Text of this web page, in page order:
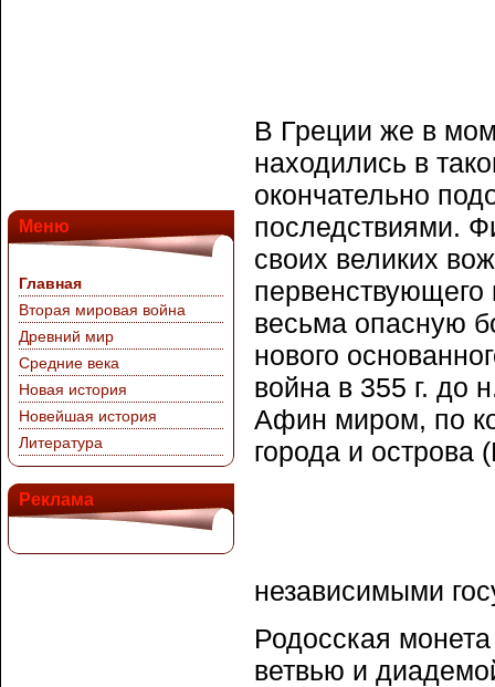
Меню
Главная
Вторая мировая война
Древний мир
Средние века
Новая история
Новейшая история
Литература
Реклама
В Греции же в
находились в
окончательно
последствиями.
своих великих
весьма опасную
нового
война в 355 г. до
Афин миром, по
города и острова
независимыми
Родосская
ветвью и